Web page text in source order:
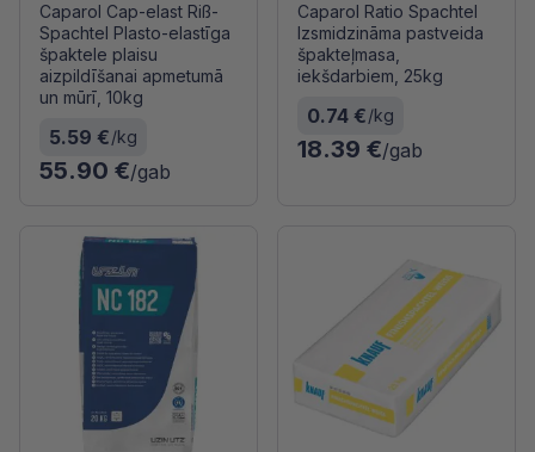
Caparol Cap-elast Riß-
Spachtel Plasto-elastīga
špaktele plaisu
aizpildīšanai apmetumā
un mūrī, 10kg
5.59 €/kg
55.90 €/gab
Caparol Ratio Spachtel
Izsmidzināma pastveida
špakteļmasa,
iekšdarbiem, 25kg
0.74 €/kg
18.39 €/gab